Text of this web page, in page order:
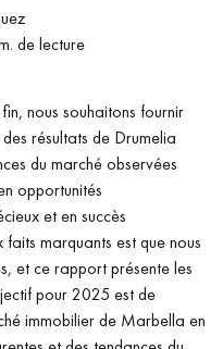
de lecture
nous souhaitons fournir
résultats de Drumelia
du marché observées
opportunités
et en succès
faits marquants est que nous
et ce rapport présente les
pour 2025 est de
immobilier de Marbella en